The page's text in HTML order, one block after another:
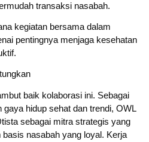
transaksi nasabah.
kegiatan bersama dalam
pentingnya menjaga kesehatan
baik kolaborasi ini. Sebagai
hidup sehat dan trendi, OWL
sebagai mitra strategis yang
nasabah yang loyal. Kerja